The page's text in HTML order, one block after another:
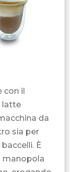
con il
latte
da
sia per
È
manopola